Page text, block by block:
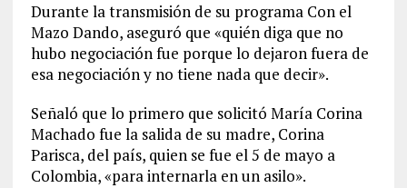
Durante la transmisión de su programa Con el
Mazo Dando, aseguró que «quién diga que no
hubo negociación fue porque lo dejaron fuera de
esa negociación y no tiene nada que decir».
Señaló que lo primero que solicitó María Corina
Machado fue la salida de su madre, Corina
Parisca, del país, quien se fue el 5 de mayo a
Colombia, «para internarla en un asilo».